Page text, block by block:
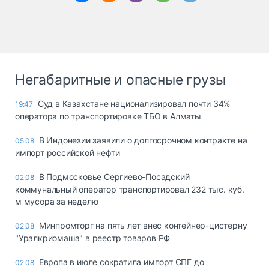
Негабаритные и опасные грузы
19:47
Суд в Казахстане национализировал почти 34%
оператора по транспортировке ТБО в Алматы
05.08 В Индонезии заявили о долгосрочном контракте на
импорт российской нефти
02.08 В Подмосковье Сергиево-Посадский
коммунальный оператор транспортировал 232 тыс. куб.
м мусора за неделю
02.08 Минпромторг на пять лет внес контейнер-цистерну
"Уралкриомаша" в реестр товаров РФ
02.08 Европа в июле сократила импорт СПГ до